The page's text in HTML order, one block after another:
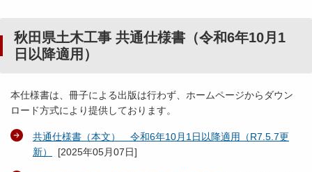
秋田県土木工事 共通仕様書（令和6年10月1
日以降適用）
本仕様書は、冊子による出版は行わず、ホームページからダウン
ロード方式により提供しております。
共通仕様書（本文） 令和6年10月1日以降適用（R7.5.7更
新）
[2025年05月07日]